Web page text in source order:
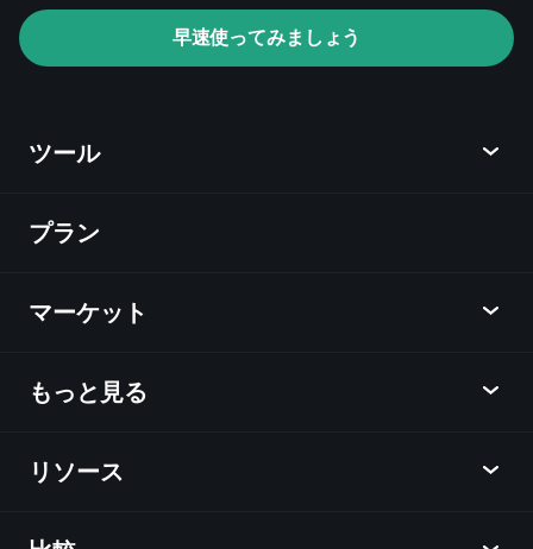
早速使ってみましょう
ツール
ディスカバー
チャート
ニュース
ラーニングハブ
プラン
マーケット
概要
外国為替
指数
もっと見る
アフィリエイトプログラム
リソース